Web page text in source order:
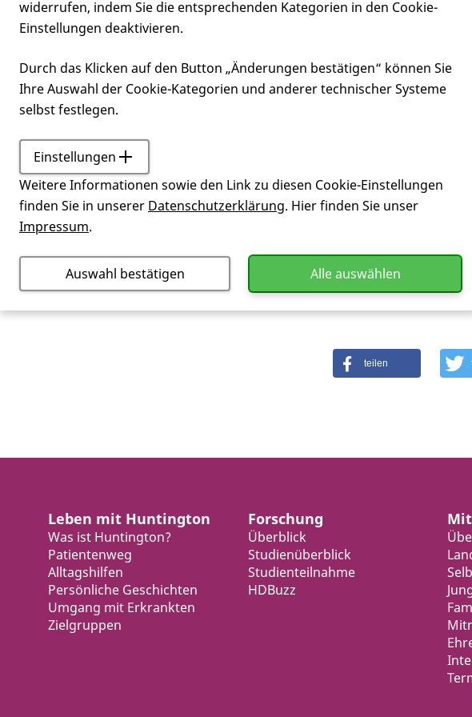
Phänotyp
Merkmale eines Organismus, wobei diese sowohl
teilen
Leben mit Huntington
Was ist Huntington?
Patientenweg
Alltagshilfen
Persönliche Geschichten
Umgang mit Erkrankten
Zielgruppen
Forschung
Überblick
Studienüberblick
Studienteilnahme
HDBuzz
widerrufen, indem Sie die entsprechenden Kategorien in den Cookie-
Einstellungen deaktivieren.
Durch das Klicken auf den Button „Änderungen bestätigen“ können Sie
Ihre Auswahl der Cookie-Kategorien und anderer technischer Systeme
selbst festlegen.
Einstellungen
Weitere Informationen sowie den Link zu diesen Cookie-Einstellungen
finden Sie in unserer Datenschutzerklärung. Hier finden Sie unser
Impressum.
Alle auswählen
Auswahl bestätigen